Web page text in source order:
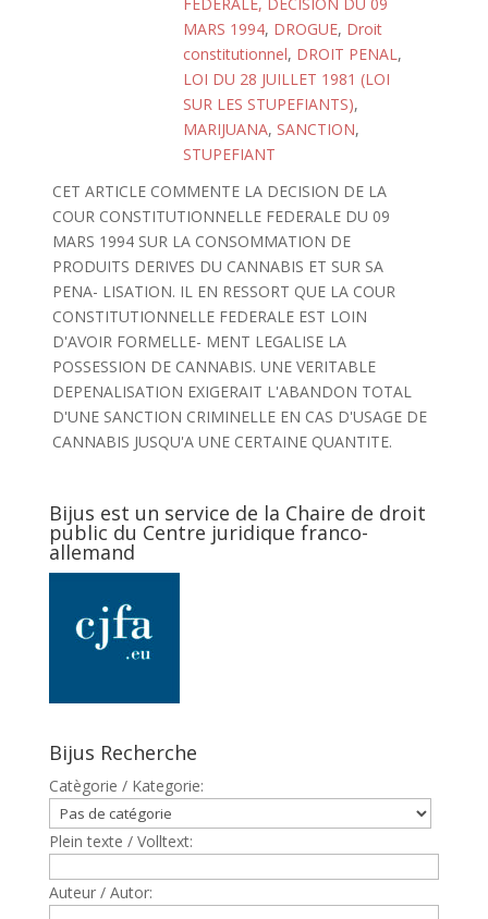
MARS 1994, DROGUE, Droit
constitutionnel, DROIT PENAL,
LOI DU 28 JUILLET 1981 (LOI
SUR LES STUPEFIANTS),
MARIJUANA, SANCTION,
STUPEFIANT
CET ARTICLE COMMENTE LA DECISION DE LA
COUR CONSTITUTIONNELLE FEDERALE DU 09
MARS 1994 SUR LA CONSOMMATION DE
PRODUITS DERIVES DU CANNABIS ET SUR SA
PENA- LISATION. IL EN RESSORT QUE LA COUR
CONSTITUTIONNELLE FEDERALE EST LOIN
D'AVOIR FORMELLE- MENT LEGALISE LA
POSSESSION DE CANNABIS. UNE VERITABLE
DEPENALISATION EXIGERAIT L'ABANDON TOTAL
D'UNE SANCTION CRIMINELLE EN CAS D'USAGE DE
CANNABIS JUSQU'A UNE CERTAINE QUANTITE.
Bijus est un service de la Chaire de droit
public du Centre juridique franco-
allemand
Bijus Recherche
Catègorie / Kategorie:
Plein texte / Volltext:
Auteur / Autor: